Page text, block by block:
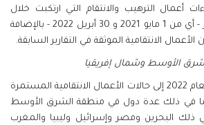
أعمال الترهيب والانتقام التي ارتكبت خلال
الفترة المشمولة بالتقرير - أي من 1 مايو 2021 و 30 أبريل 2022 - بالإضافة
الانتقامية الموثقة في التقارير السابقة.
الأوسط وشمال إفريقيا
أشار تقرير الأمين العام لعام 2022 إلى حالات الأعمال الانتقامية المستمرة
في 42 دولة، بما في ذلك عدة دول في منطقة الشرق الأوسط
ذلك البحرين ومصر وإسرائيل وليبيا والمغرب